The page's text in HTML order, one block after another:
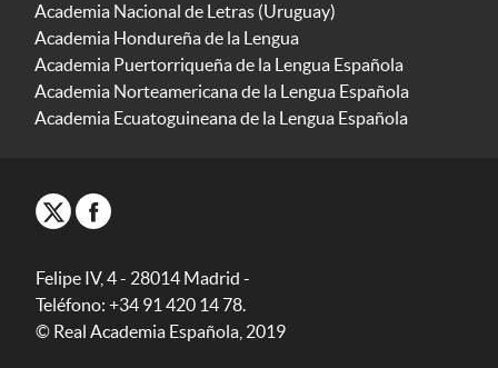
Academia Nacional de Letras (Uruguay)
Academia Hondureña de la Lengua
Academia Puertorriqueña de la Lengua Española
Academia Norteamericana de la Lengua Española
Academia Ecuatoguineana de la Lengua Española
Felipe IV, 4 - 28014 Madrid -
Teléfono: +34 91 420 14 78.
© Real Academia Española, 2019